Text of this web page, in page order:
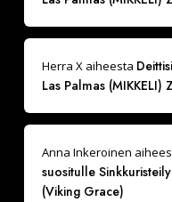
Herra Xaiheesta
Las Palmas (MIKKELI)
Anna Inkeroinen
suositulle
(Viking Grace)